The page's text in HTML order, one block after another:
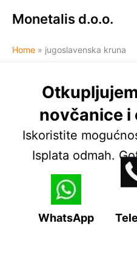
Monetalis d.o.o.
Home jugoslavenska kruna
novčanice i
Iskoristite
Isplata odmah.
WhatsApp